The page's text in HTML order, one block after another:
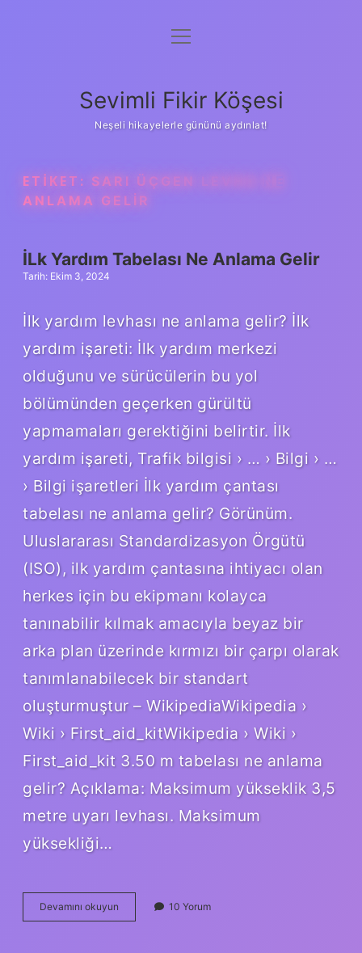
Anasayfa
Yasal Uyarı
menüyü
Sevimli Fikir Köşesi
Neşeli hikayelerle gününü aydınlat!
ETIKET: SARI ÜÇGEN LEVHA NE
ANLAMA GELIR
İLk Yardım Tabelası Ne Anlama Gelir
Tarih: Ekim 3, 2024
İlk yardım levhası ne anlama gelir? İlk
yardım işareti: İlk yardım merkezi
olduğunu ve sürücülerin bu yol
bölümünden geçerken gürültü
yapmamaları gerektiğini belirtir. İlk
yardım işareti, Trafik bilgisi › … › Bilgi › …
› Bilgi işaretleri İlk yardım çantası
tabelası ne anlama gelir? Görünüm.
Uluslararası Standardizasyon Örgütü
(ISO), ilk yardım çantasına ihtiyacı olan
herkes için bu ekipmanı kolayca
tanınabilir kılmak amacıyla beyaz bir
arka plan üzerinde kırmızı bir çarpı olarak
tanımlanabilecek bir standart
oluşturmuştur – WikipediaWikipedia ›
Wiki › First_aid_kitWikipedia › Wiki ›
First_aid_kit 3.50 m tabelası ne anlama
gelir? Açıklama: Maksimum yükseklik 3,5
metre uyarı levhası. Maksimum
yüksekliği…
Devamını okuyun
Yardım
10 Yorum